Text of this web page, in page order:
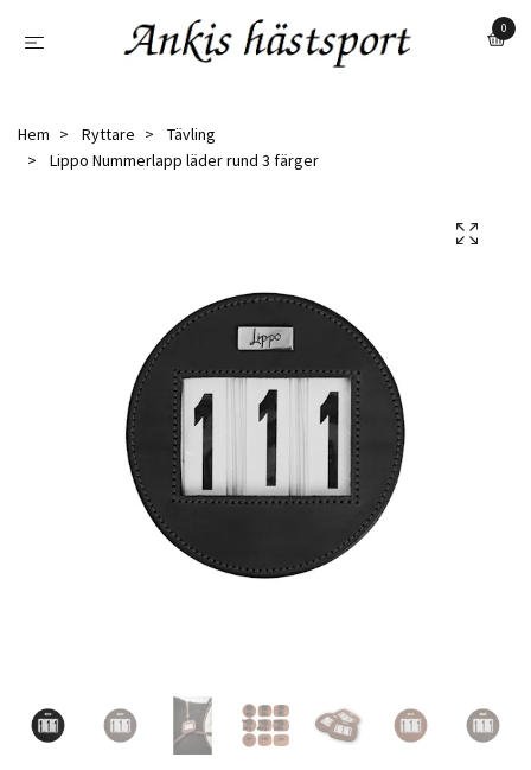
0
Hem Ryttare
Tävling
Lippo Nummerlapp läder rund 3 färger